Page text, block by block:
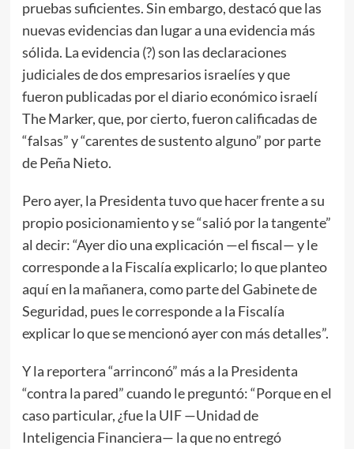
pruebas suficientes. Sin embargo, destacó que las
nuevas evidencias dan lugar a una evidencia más
sólida. La evidencia (?) son las declaraciones
judiciales de dos empresarios israelíes y que
fueron publicadas por el diario económico israelí
The Marker, que, por cierto, fueron calificadas de
“falsas” y “carentes de sustento alguno” por parte
de Peña Nieto.
Pero ayer, la Presidenta tuvo que hacer frente a su
propio posicionamiento y se “salió por la tangente”
al decir: “Ayer dio una explicación —el fiscal— y le
corresponde a la Fiscalía explicarlo; lo que planteo
aquí en la mañanera, como parte del Gabinete de
Seguridad, pues le corresponde a la Fiscalía
explicar lo que se mencionó ayer con más detalles”.
Y la reportera “arrinconó” más a la Presidenta
“contra la pared” cuando le preguntó: “Porque en el
caso particular, ¿fue la UIF —Unidad de
Inteligencia Financiera— la que no entregó